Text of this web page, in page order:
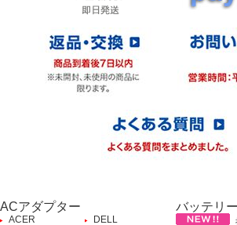
ACアダプター
ACER DELL
バッテリ